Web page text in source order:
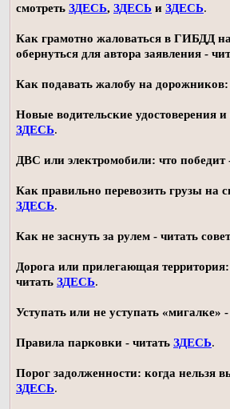
смотреть ЗДЕСЬ, ЗДЕСЬ и ЗДЕСЬ.
Как грамотно жаловаться в ГИБДД
обернуться для автора заявления -
Как подавать жалобу на
Новые водительские удостоверения и
ЗДЕСЬ.
ДВС или электромобили: что победит
Как правильно перевозить грузы на
ЗДЕСЬ.
Как не заснуть за рулем - читать
Дорога или прилегающая
читать ЗДЕСЬ.
Уступать или не уступать «мигалке»
Правила парковки - читать ЗДЕСЬ.
Порог задолженности: когда нельзя
ЗДЕСЬ.